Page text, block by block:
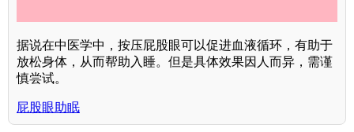
据说在中医学中，按压屁股眼可以促进血液循环，有助于
放松身体，从而帮助入睡。但是具体效果因人而异，需谨
慎尝试。
屁股眼助眠